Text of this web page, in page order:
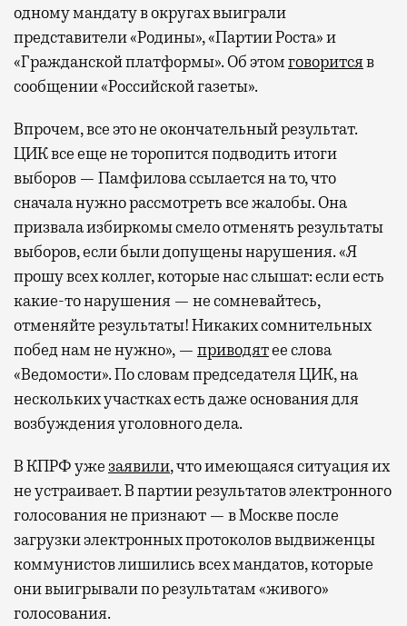
одному мандату в округах выиграли
представители «Родины», «Партии Роста» и
«Гражданской платформы». Об этомговоритсяв
сообщении «Российской газеты».
Впрочем, все это не окончательный результат.
ЦИК все еще не торопится подводить итоги
выборов — Памфилова ссылается на то, что
сначала нужно рассмотреть все жалобы. Она
призвала избиркомы смело отменять результаты
выборов, если были допущены нарушения. «Я
прошу всех коллег, которые нас слышат: если есть
какие-то нарушения — не сомневайтесь,
отменяйте результаты! Никаких сомнительных
побед нам не нужно», — приводятее слова
«Ведомости». По словам председателя ЦИК, на
нескольких участках есть даже основания для
возбуждения уголовного дела.
В КПРФ уже заявили, что имеющаяся ситуация их
не устраивает. В партии результатов электронного
голосования не признают — в Москве после
загрузки электронных протоколов выдвиженцы
коммунистов лишились всех мандатов, которые
они выигрывали по результатам «живого»
голосования.